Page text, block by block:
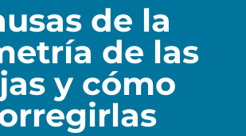
de la
de las
y cómo